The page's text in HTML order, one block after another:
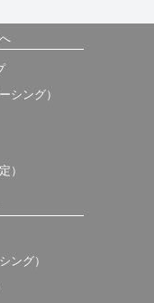
シング）
）
ング）